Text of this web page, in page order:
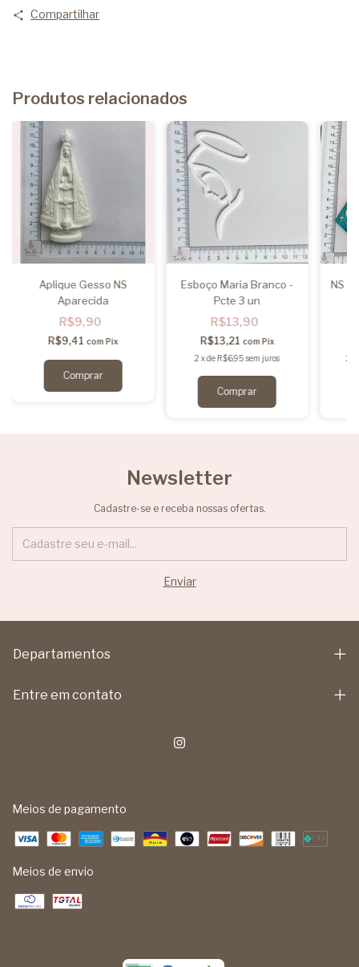
Compartilhar
Produtos relacionados
Aplique Gesso NS
Aparecida
R$9,90
R$9,41 com Pix
Esboço Maria Branco -
Pcte 3 un
R$13,90
R$13,21 com Pix
2 xdeR$6,95 sem juros
NS
2
Newsletter
Cadastre-se e receba nossas ofertas.
Departamentos
Entre em contato
Meios de pagamento
Meios de envio